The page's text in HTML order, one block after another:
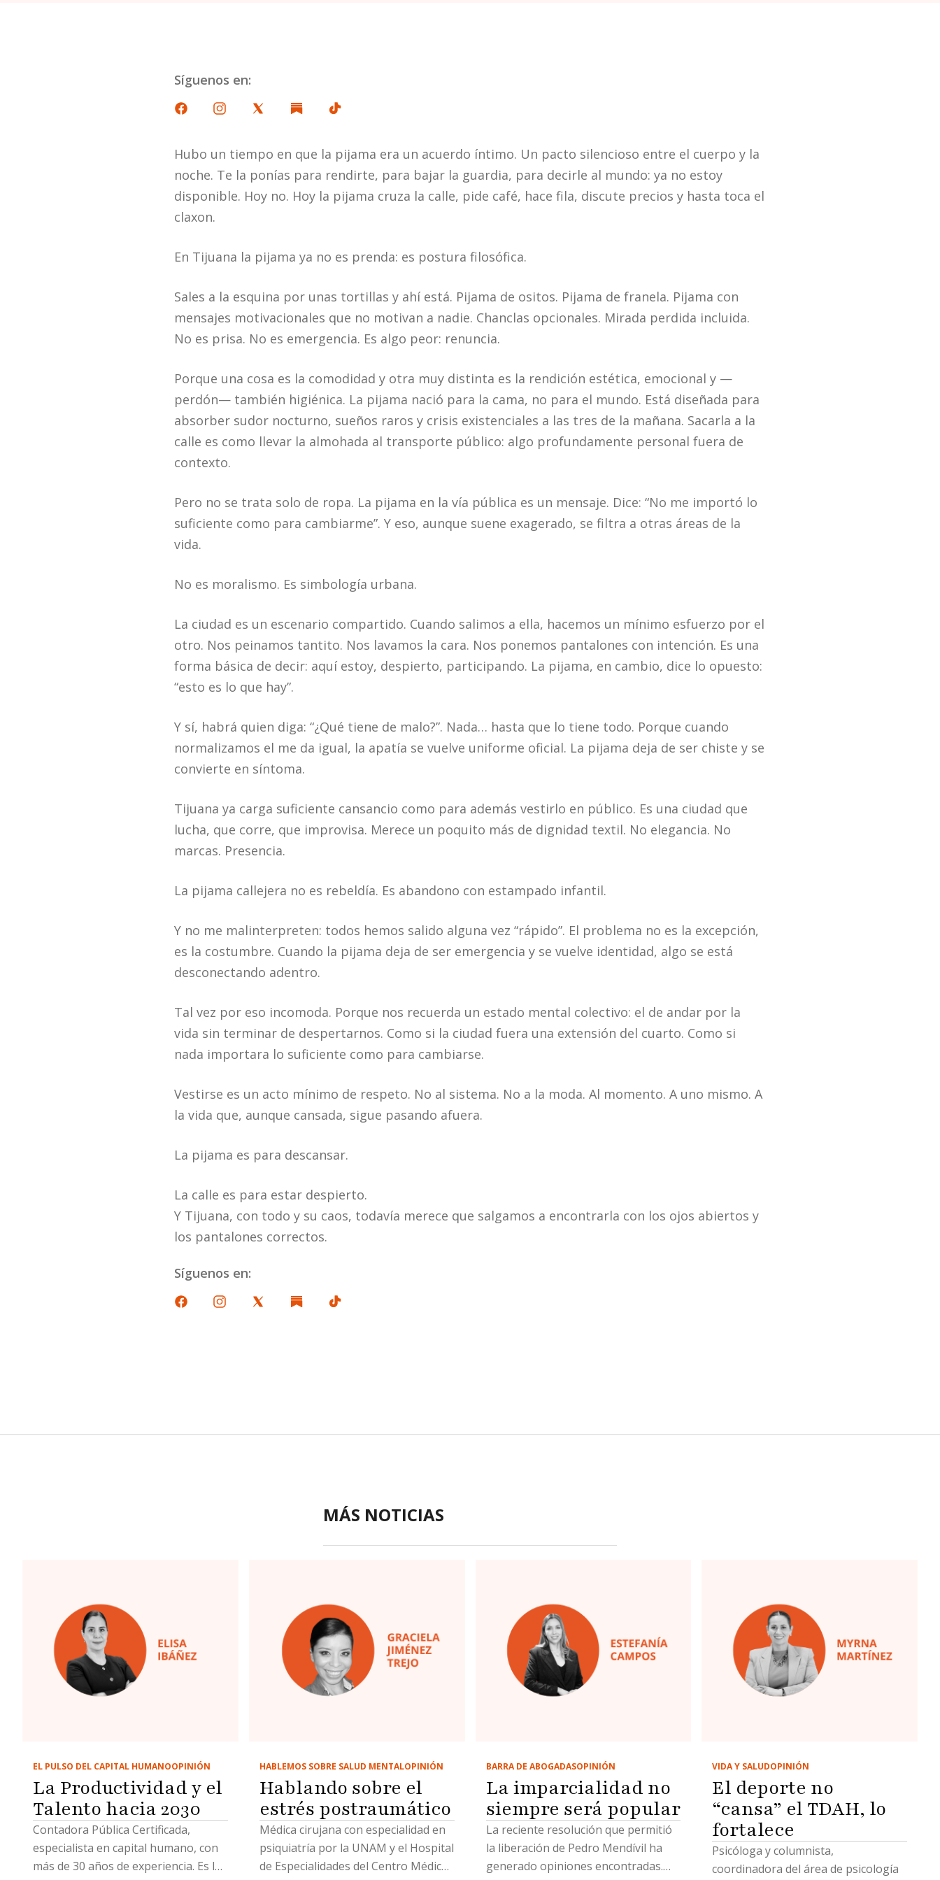
Síguenos en:
Hubo un tiempo en que la pijama era un acuerdo íntimo. Un pacto silencioso entre el cuerpo y la
noche. Te la ponías para rendirte, para bajar la guardia, para decirle al mundo: ya no estoy
disponible. Hoy no. Hoy la pijama cruza la calle, pide café, hace fila, discute precios y hasta toca el
claxon.
En Tijuana la pijama ya no es prenda: es postura filosófica.
Sales a la esquina por unas tortillas y ahí está. Pijama de ositos. Pijama de franela. Pijama con
mensajes motivacionales que no motivan a nadie. Chanclas opcionales. Mirada perdida incluida.
No es prisa. No es emergencia. Es algo peor: renuncia.
Porque una cosa es la comodidad y otra muy distinta es la rendición estética, emocional y —
perdón— también higiénica. La pijama nació para la cama, no para el mundo. Está diseñada para
absorber sudor nocturno, sueños raros y crisis existenciales a las tres de la mañana. Sacarla a la
calle es como llevar la almohada al transporte público: algo profundamente personal fuera de
contexto.
Pero no se trata solo de ropa. La pijama en la vía pública es un mensaje. Dice: “No me importó lo
suficiente como para cambiarme”. Y eso, aunque suene exagerado, se filtra a otras áreas de la
vida.
No es moralismo. Es simbología urbana.
La ciudad es un escenario compartido. Cuando salimos a ella, hacemos un mínimo esfuerzo por el
otro. Nos peinamos tantito. Nos lavamos la cara. Nos ponemos pantalones con intención. Es una
forma básica de decir: aquí estoy, despierto, participando. La pijama, en cambio, dice lo opuesto:
“esto es lo que hay”.
Y sí, habrá quien diga: “¿Qué tiene de malo?”. Nada… hasta que lo tiene todo. Porque cuando
normalizamos el me da igual, la apatía se vuelve uniforme oficial. La pijama deja de ser chiste y se
convierte en síntoma.
Tijuana ya carga suficiente cansancio como para además vestirlo en público. Es una ciudad que
lucha, que corre, que improvisa. Merece un poquito más de dignidad textil. No elegancia. No
marcas. Presencia.
La pijama callejera no es rebeldía. Es abandono con estampado infantil.
Y no me malinterpreten: todos hemos salido alguna vez “rápido”. El problema no es la excepción,
es la costumbre. Cuando la pijama deja de ser emergencia y se vuelve identidad, algo se está
desconectando adentro.
Tal vez por eso incomoda. Porque nos recuerda un estado mental colectivo: el de andar por la
vida sin terminar de despertarnos. Como si la ciudad fuera una extensión del cuarto. Como si
nada importara lo suficiente como para cambiarse.
Vestirse es un acto mínimo de respeto. No al sistema. No a la moda. Al momento. A uno mismo. A
la vida que, aunque cansada, sigue pasando afuera.
La pijama es para descansar.
La calle es para estar despierto.
Y Tijuana, con todo y su caos, todavía merece que salgamos a encontrarla con los ojos abiertos y
los pantalones correctos.
Síguenos en:
MÁS NOTICIAS
EL PULSO DEL CAPITAL HUMANOOPINIÓN
La Productividad y el
Talento hacia 2030
Contadora Pública Certificada,
especialista en capital humano, con
más de 30 años de experiencia. Es la
HABLEMOS SOBRE SALUD MENTALOPINIÓN
Hablando sobre el
estrés postraumático
Médica cirujana con especialidad en
psiquiatría por la UNAM y el Hospital
de Especialidades del Centro Médico
BARRA DE ABOGADASOPINIÓN
La imparcialidad no
siempre será popular
La reciente resolución que permitió
la liberación de Pedro Mendívil ha
generado opiniones encontradas.
VIDA Y SALUDOPINIÓN
El deporte no
“cansa” el TDAH, lo
fortalece
Psicóloga y columnista,
coordinadora del área de psicología